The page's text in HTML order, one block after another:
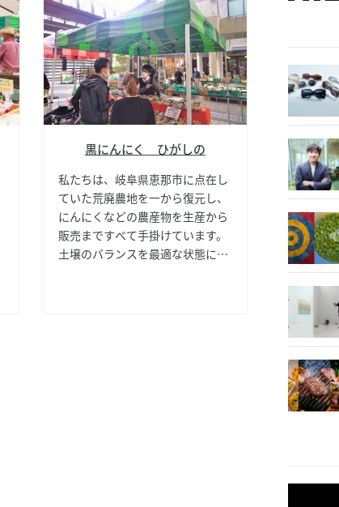
黒にんにく ひがしの
私たちは、岐阜県恵那市に点在し
ていた荒廃農地を一から復元し、
にんにくなどの農産物を生産から
販売まですべて手掛けています。
土壌のバランスを最適な状態に保